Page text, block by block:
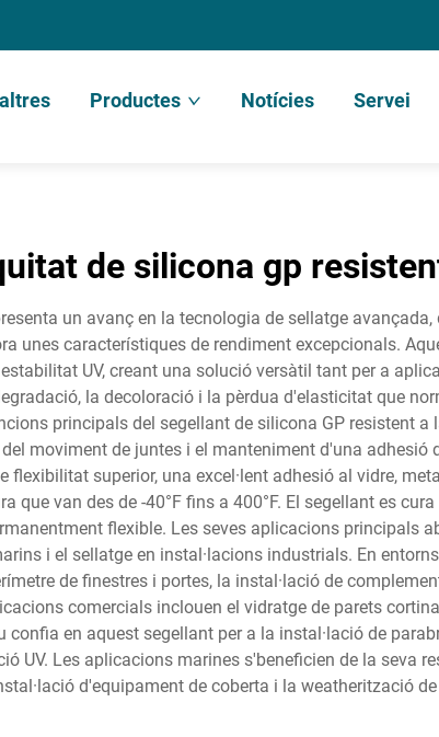
Productes Notícies Servei
de silicona gp
un avanç en la tecnologia de sellatge
unes característiques de rendiment excepcionals.
UV, creant una solució versàtil tant per a
la decoloració i la pèrdua d'elasticitat que
principals del segellant de silicona GP resistent
moviment de juntes i el manteniment d'una adhesió
superior, una excel·lent adhesió al vidre,
que van des de -40°F fins a 400°F. El segellant es
flexible. Les seves aplicacions principals
i el sellatge en instal·lacions industrials. En
de finestres i portes, la instal·lació de
comercials inclouen el vidratge de parets
en aquest segellant per a la instal·lació de
UV. Les aplicacions marines s'beneficien de la seva
d'equipament de coberta i la weatherització